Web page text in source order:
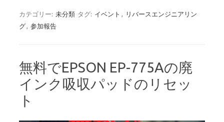
カテゴリー: 未分類 タグ: イベント
リバースエンジニアリン
グ
参加報告
無料でEPSON EP-775Aの廃
インク吸収パッドのリセッ
ト